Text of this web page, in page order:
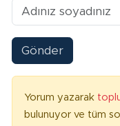
Gönder
Yorum yazarak
bulunuyor ve tüm